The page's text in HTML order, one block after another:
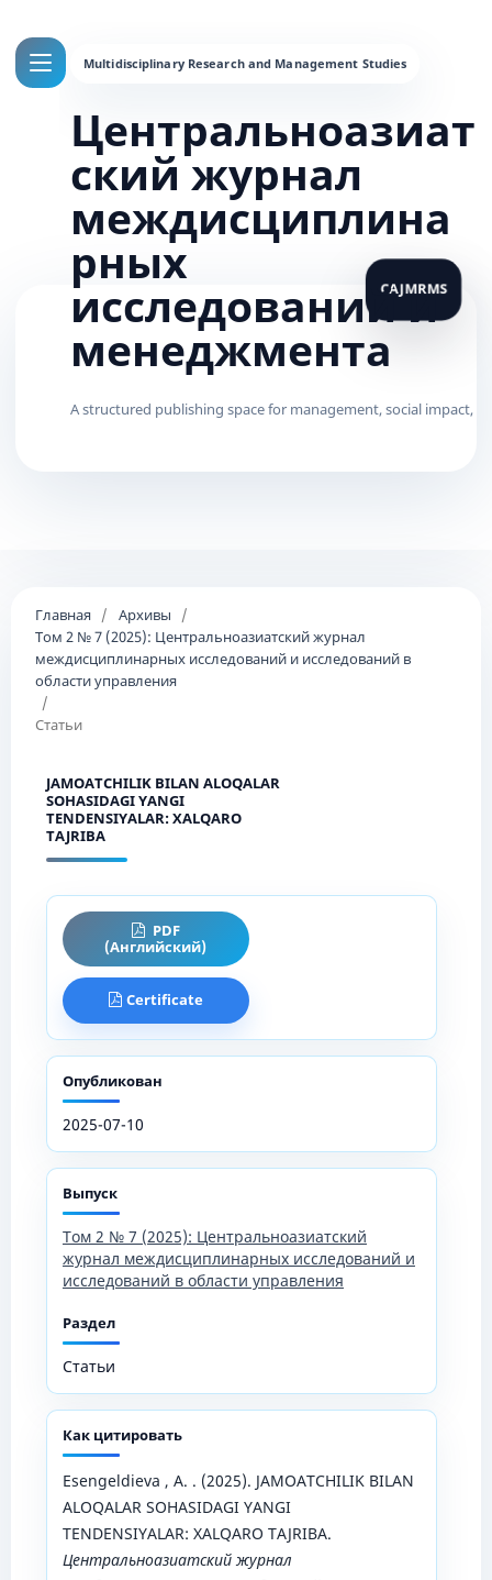
Центральноазиат
ский журнал
междисциплина
рных
исследований и
менеджмента
Главная / Архивы
/
Том 2 № 7 (2025): Центральноазиатский журнал
междисциплинарных исследований и исследований в
области управления
/
Статьи
JAMOATCHILIK BILAN ALOQALAR
SOHASIDAGI YANGI
TENDENSIYALAR: XALQARO
TAJRIBA
PDF
(Английский)
Certificate
Опубликован
2025-07-10
Выпуск
Том 2 № 7 (2025): Центральноазиатский
журнал междисциплинарных исследований и
исследований в области управления
Раздел
Статьи
Как цитировать
Esengeldieva , A. . (2025). JAMOATCHILIK BILAN
ALOQALAR SOHASIDAGI YANGI
TENDENSIYALAR: XALQARO TAJRIBA.
Центральноазиатский журнал